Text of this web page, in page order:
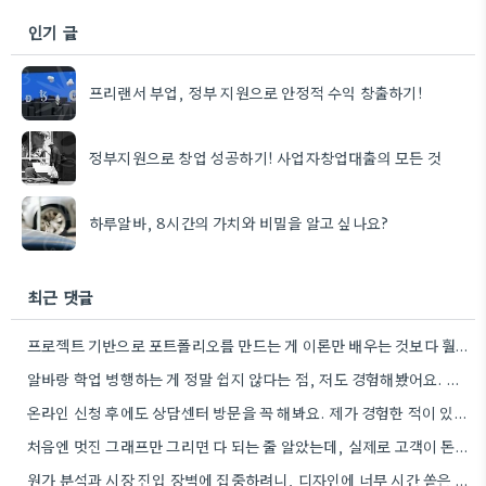
인기 글
프리랜서 부업, 정부 지원으로 안정적 수익 창출하기!
정부지원으로 창업 성공하기! 사업자창업대출의 모든 것
하루알바, 8시간의 가치와 비밀을 알고 싶나요?
최근 댓글
프로젝트 기반으로 포트폴리오를 만드는 게 이론만 배우는 것보다 훨씬 도움이 될 것 같아요. 제가 웹…
알바랑 학업 병행하는 게 정말 쉽지 않다는 점, 저도 경험해봤어요. 시간 관리를 잘 해야 할…
온라인 신청 후에도 상담센터 방문을 꼭 해봐요. 제가 경험한 적이 있는데, 시스템에 대한 이해도가 확…
처음엔 멋진 그래프만 그리면 다 되는 줄 알았는데, 실제로 고객이 돈을 지불하는 이유를 생각하는 게…
원가 분석과 시장 진입 장벽에 집중하려니, 디자인에 너무 시간 쏟은 게 맞지 않았던 것 같아요.…